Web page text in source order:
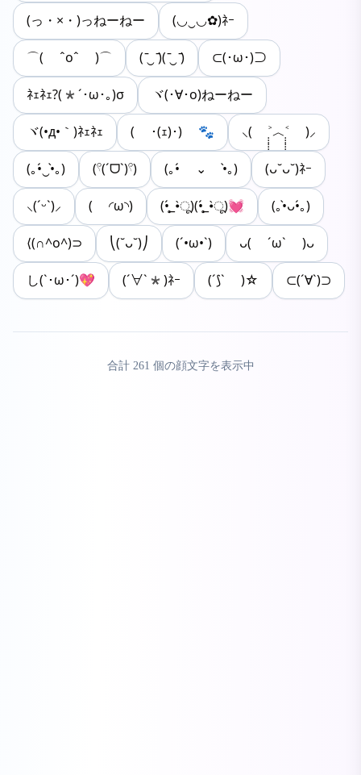
(っ・×・)っねーねー (◡‿◡✿)ﾈｰ
⌒( ˆoˆ )⌒ ( ̄‿ ̄)( ̄‿ ̄) ⊂(･ω･)⊃
ﾈｪﾈｪ?(*´･ω･｡)σ ヾ(･∀･o)ねーねー
ヾ(•д•｀)ﾈｪﾈｪ ( ･(ｪ)･) 🐾 ⸜( ˃̣̣̣̣̣̣︿˂̣̣̣̣̣̣ )⸝
(｡•́‿•̀｡) (𓍢(ˊᗜˋ)𓍢) (｡•́ ⌄ •̀｡) (ᴗ˘ᴗ˘)ﾈｰ
⸜(ˊᵕˋ)⸝ ( ◜ω◝) (•̥́_•̀ू)(•̥́_•̀ू)💓 (｡•̀ᴗ•́｡)
⟨(∩^o^)⊃ ⎝(˘ᴗ˘)⎠ (´•ω•`) ᴗ( ´ω` )ᴗ
し(`･ω･´)💖 (´∀`*)ﾈｰ (´⟆` )☆ ⊂(´∀`)⊃
合計 261 個の顔文字を表示中